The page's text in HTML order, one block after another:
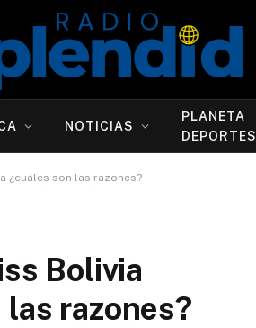
NOTICIAS
PLANETA
DEPORTES
¿cuáles son las razones?
Bolivia
razones?